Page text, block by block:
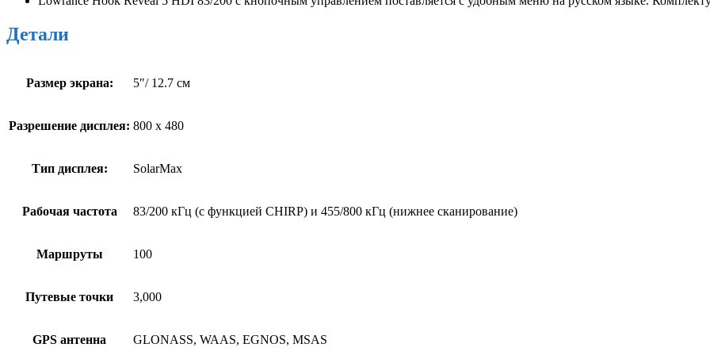
Детали
Размер экрана: 5″/ 12.7 см
Разрешение дисплея: 800 x 480
Тип дисплея: SolarMax
Рабочая частота 83/200 кГц (с функцией CHIRP) и 455/800 кГц (нижнее сканирование)
Маршруты 100
Путевые точки 3,000
GPS антенна GLONASS, WAAS, EGNOS, MSAS